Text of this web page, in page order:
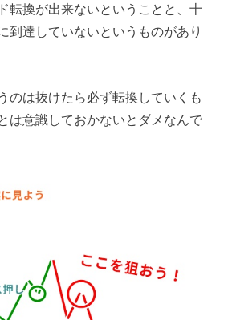
転換が出来ないということと、十
到達していないというものがあり
のは抜けたら必ず転換していくも
は意識しておかないとダメなんで